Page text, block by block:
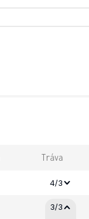
Tráva
4/3
3/3